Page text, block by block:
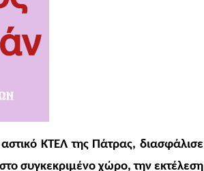
ΚΤΕΛ της Πάτρας, διασφάλισε
συγκεκριμένο χώρο, την εκτέλεση